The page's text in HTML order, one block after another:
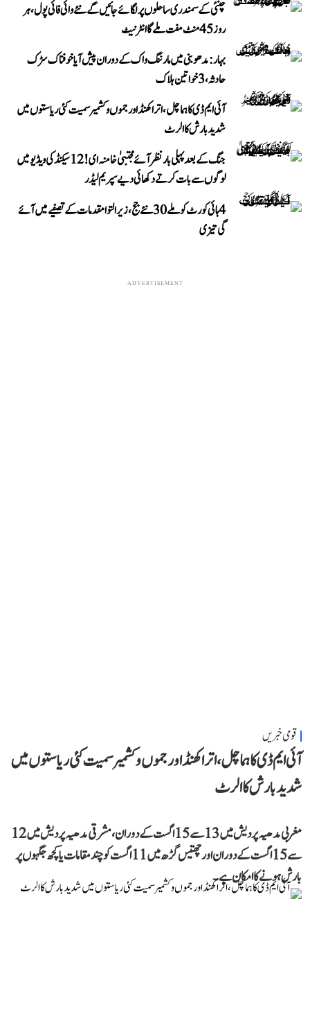
چنئی کے سمندری ساحلوں پر لگائے جائیں گے نئے وائی فائی پول، ہر
روز 45 منٹ مفت ملے گا انٹرنیٹ
بہار: مدھوبنی میں مارننگ واک کے دوران پیش آیا خوفناک سڑک
حادثہ، 3 خواتین ہلاک
آئی ایم ڈی کا ہماچل، اتراکھنڈ اور جموں و کشمیر سمیت کئی ریاستوں میں
شدید بارش کا الرٹ
جنگ کے بعد پہلی بار نظر آئے مجتبیٰ خامنہ ای! 12 سیکنڈ کی ویڈیو میں
لوگوں سے بات کرتے دکھائی دیے سپریم لیڈر
4 ہائی کورٹ کو ملے 30 نئے جج، زیر التوا مقدمات کے تصفیے میں آئے
گی تیزی
ADVERTISEMENT
قومی خبریں
آئی ایم ڈی کا ہماچل، اتراکھنڈ اور جموں و کشمیر سمیت کئی ریاستوں میں
شدید بارش کا الرٹ
مغربی مدھیہ پردیش میں 13 سے 15 اگست کے دوران، مشرقی مدھیہ پردیش میں 12
سے 15 اگست کے دوران اور چھتیس گڑھ میں 11 اگست کو چند مقامات یا کچھ جگہوں پر
بارش ہونے کا امکان ہے۔